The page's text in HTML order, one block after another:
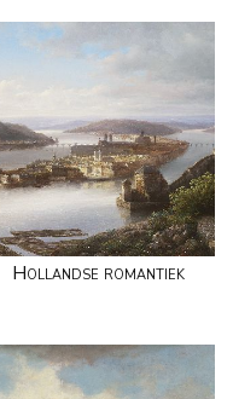
Hollandse romantiek